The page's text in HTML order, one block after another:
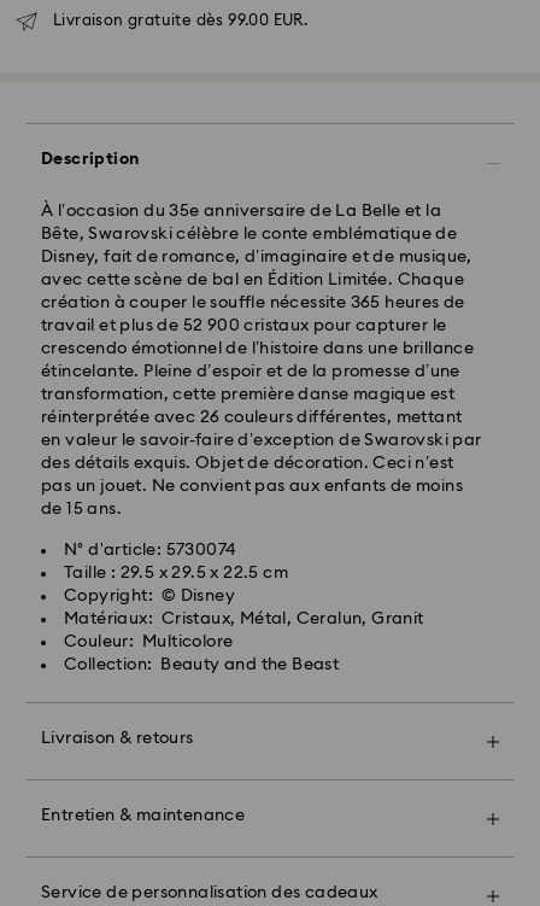
Livraison gratuite dès 99.00 EUR.
Description
À l’occasion du 35e anniversaire de La Belle et la
Bête, Swarovski célèbre le conte emblématique de
Disney, fait de romance, d’imaginaire et de musique,
avec cette scène de bal en Édition Limitée. Chaque
création à couper le souffle nécessite 365 heures de
travail et plus de 52 900 cristaux pour capturer le
crescendo émotionnel de l’histoire dans une brillance
étincelante. Pleine d’espoir et de la promesse d’une
transformation, cette première danse magique est
réinterprétée avec 26 couleurs différentes, mettant
en valeur le savoir-faire d’exception de Swarovski par
des détails exquis. Objet de décoration. Ceci n’est
pas un jouet. Ne convient pas aux enfants de moins
de 15 ans.
N° d'article: 5730074
Taille : 29.5 x 29.5 x 22.5 cm
Copyright: © Disney
Matériaux: Cristaux, Métal, Ceralun, Granit
Couleur: Multicolore
Collection: Beauty and the Beast
Livraison & retours
Les commandes passées du lundi au vendredi avant
10:00 HEC seront traitées et expédiées le jour
ouvrable même
Délai de livraison standard: 2 jour ouvrable après
traitement et expédition
Frais de livraison standard: EUR 6.95
Livraison standard offerte à partir de : EUR 99
Livraison express - FedEx
Pour l’instant, Swarovski n’est pas en mesure
d’effectuer des livraisons vers les boîtes postales ou
propriété de Swarovski jusqu’à réception du
paiement final.
Creators Lab, veuillez noter qu’il peut y avoir un délai
colis, et que vous en serez informés par e-mail.
Entretien & maintenance
Service de personnalisation des cadeaux
message cadeau personnalisé.
En choisissant l'option cadeau, vos articles seront
exceptionnel. Avec l’aide de nos Crystal Experts,